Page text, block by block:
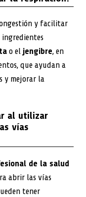
y facilitar
o el jengibre, en
que ayudan a
y mejorar la
al utilizar
vías
de la salud
abrir las vías
tener